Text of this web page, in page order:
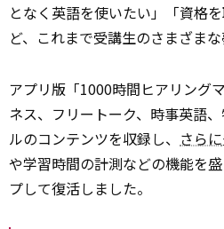
となく英語を使いたい」「資格
ど、これまで受講生のさまざまな
アプリ版「1000時間ヒアリング
ネス、フリートーク、時事英語
ルのコンテンツを収録し、 さらに
や学習時間の計測などの機能を
プして復活しました。